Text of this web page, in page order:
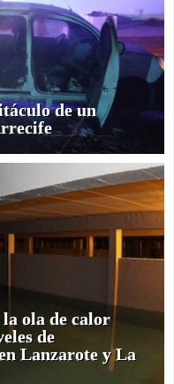
de un
ola de calor
de
Lanzarote y La